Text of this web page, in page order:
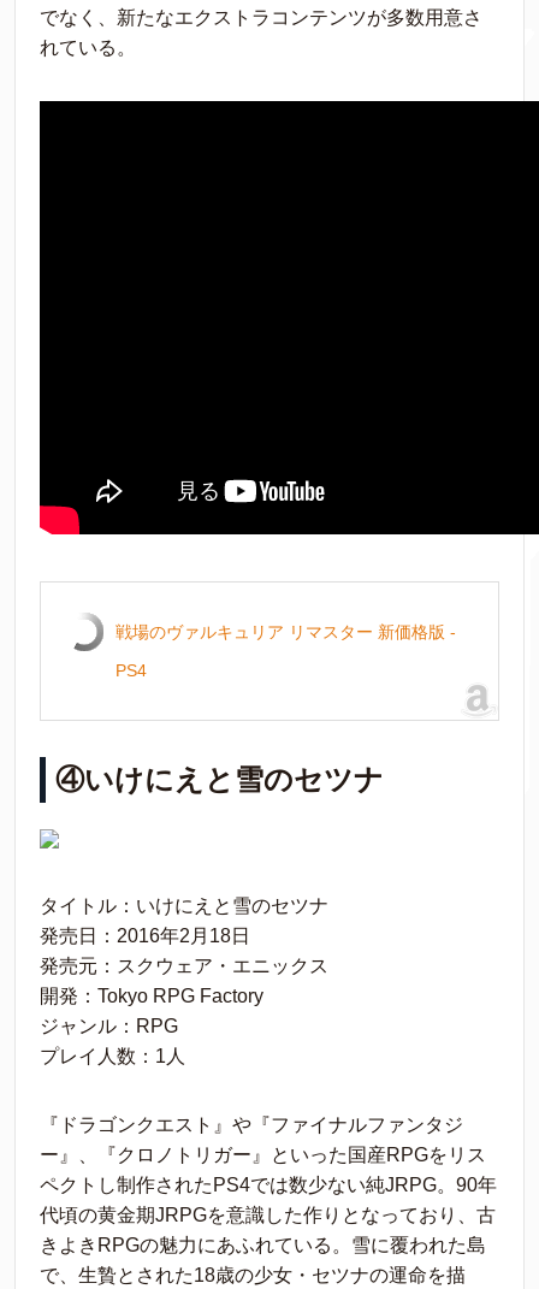
でなく、新たなエクストラコンテンツが多数用意さ
れている。
戦場のヴァルキュリア リマスター 新価格版 -
PS4
④いけにえと雪のセツナ
タイトル：いけにえと雪のセツナ
発売日：2016年2月18日
発売元：スクウェア・エニックス
開発：Tokyo RPG Factory
ジャンル：RPG
プレイ人数：1人
『ドラゴンクエスト』や『ファイナルファンタジ
ー』、『クロノトリガー』といった国産RPGをリス
ペクトし制作されたPS4では数少ない純JRPG。90年
代頃の黄金期JRPGを意識した作りとなっており、古
きよきRPGの魅力にあふれている。雪に覆われた島
で、生贄とされた18歳の少女・セツナの運命を描